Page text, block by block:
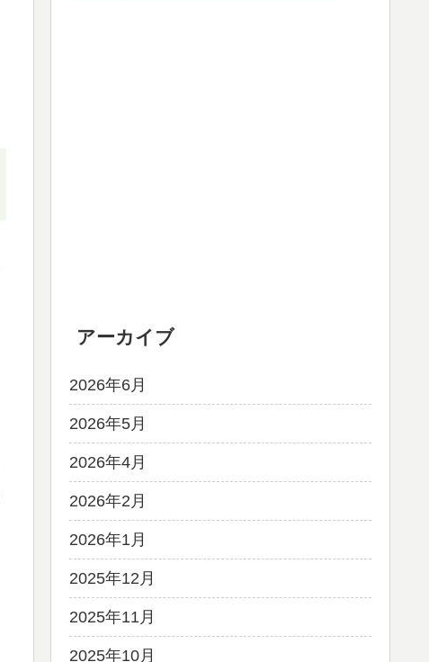
アーカイブ
2026年6月
2026年5月
2026年4月
2026年2月
2026年1月
2025年12月
2025年11月
2025年10月